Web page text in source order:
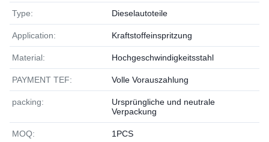
Type: Dieselautoteile
Application: Kraftstoffeinspritzung
Material: Hochgeschwindigkeitsstahl
PAYMENT TEF: Volle Vorauszahlung
packing:
Ursprüngliche und neutrale
Verpackung
MOQ: 1РСS